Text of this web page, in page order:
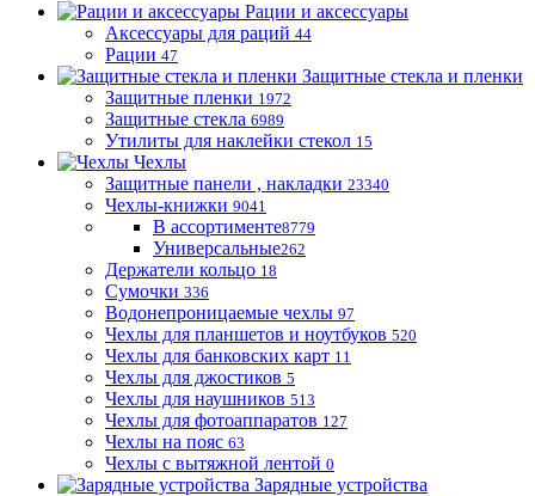
Рации и аксессуары
Аксессуары для раций 44
Рации 47
Защитные стекла и пленки
Защитные пленки 1972
Защитные стекла 6989
Утилиты для наклейки стекол 15
Чехлы
Защитные панели , накладки 23340
Чехлы-книжки 9041
В ассортименте8779
Универсальные262
Держатели кольцо 18
Сумочки 336
Водонепроницаемые чехлы 97
Чехлы для планшетов и ноутбуков 520
Чехлы для банковских карт 11
Чехлы для джостиков 5
Чехлы для наушников 513
Чехлы для фотоаппаратов 127
Чехлы на пояс 63
Чехлы с вытяжной лентой 0
Зарядные устройства